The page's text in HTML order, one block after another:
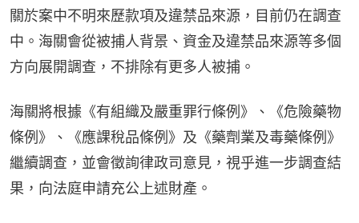
關於案中不明來歷款項及違禁品來源，目前仍在調查
中。海關會從被捕人背景、資金及違禁品來源等多個
方向展開調查，不排除有更多人被捕。
海關將根據《有組織及嚴重罪行條例》、《危險藥物
條例》、《應課稅品條例》及《藥劑業及毒藥條例》
繼續調查，並會徵詢律政司意見，視乎進一步調查結
果，向法庭申請充公上述財產。